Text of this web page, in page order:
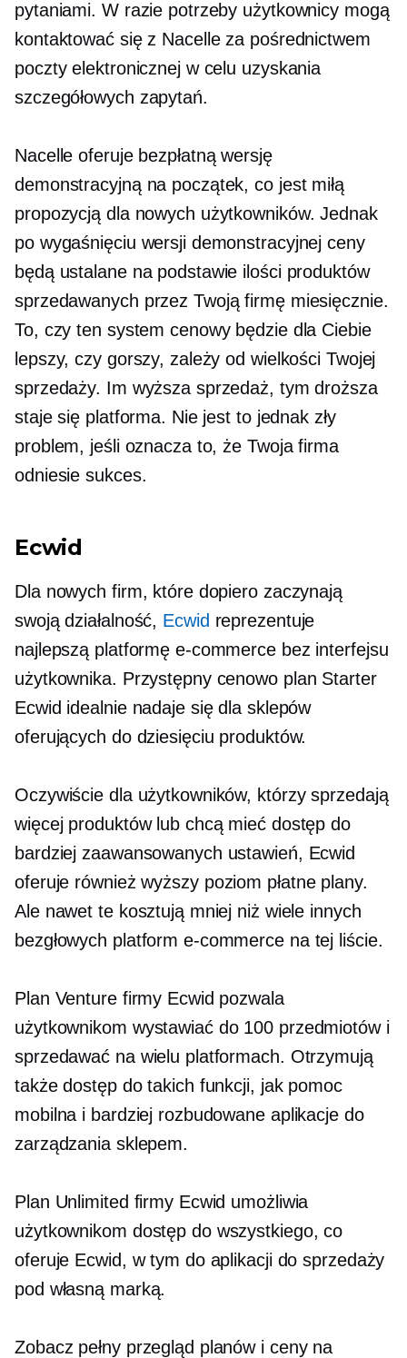
pytaniami. W razie potrzeby użytkownicy mogą
kontaktować się z Nacelle za pośrednictwem
poczty elektronicznej w celu uzyskania
szczegółowych zapytań.
Nacelle oferuje bezpłatną wersję
demonstracyjną na początek, co jest miłą
propozycją dla nowych użytkowników. Jednak
po wygaśnięciu wersji demonstracyjnej ceny
będą ustalane na podstawie ilości produktów
sprzedawanych przez Twoją firmę miesięcznie.
To, czy ten system cenowy będzie dla Ciebie
lepszy, czy gorszy, zależy od wielkości Twojej
sprzedaży. Im wyższa sprzedaż, tym droższa
staje się platforma. Nie jest to jednak zły
problem, jeśli oznacza to, że Twoja firma
odniesie sukces.
Ecwid
Dla nowych firm, które dopiero zaczynają
swoją działalność, Ecwid reprezentuje
najlepszą platformę e-commerce bez interfejsu
użytkownika. Przystępny cenowo plan Starter
Ecwid idealnie nadaje się dla sklepów
oferujących do dziesięciu produktów.
Oczywiście dla użytkowników, którzy sprzedają
więcej produktów lub chcą mieć dostęp do
bardziej zaawansowanych ustawień, Ecwid
oferuje równieżwyższy poziom płatne plany.
Ale nawet te kosztują mniej niż wiele innych
bezgłowych platform e-commerce na tej liście.
Plan Venture firmy Ecwid pozwala
użytkownikom wystawiać do 100 przedmiotów i
sprzedawać na wielu platformach. Otrzymują
także dostęp do takich funkcji, jak pomoc
mobilna i bardziej rozbudowane aplikacje do
zarządzania sklepem.
Plan Unlimited firmy Ecwid umożliwia
użytkownikom dostęp do wszystkiego, co
oferuje Ecwid, w tym do aplikacji do sprzedaży
pod własną marką.
Zobacz pełny przegląd planów i ceny na